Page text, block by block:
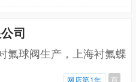
司
氟球阀生产，上海衬氟蝶
网店第1年 百